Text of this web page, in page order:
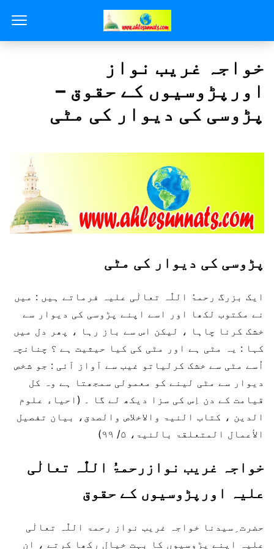
خواجہ غریب نواز
اورپڑوسیوں کے حقوق –
پڑوسی کی دیوار کی مٹی
پڑوسی کی دیوار کی مٹی
ایک بزرگ رحمۃُ اللّٰہ تعالٰی علیہ فرماتے ہیں : میں
نے مکتوب لکھا اور اسے اپنے پڑوسی کی دیوار سے
خشک کرنا چاہا ، لیکن اس سے باز رہا ، پھر دل میں
کہا : یہ مٹی ہے اور مٹی کی کیا حیثیت ہے ؟ چنانچہ
اُسے مٹی سے خشک کرلیاتو غیب سے آواز آئی : جو شخص
دیوار سے مٹی لینے کو معمولی سمجھتا ہے وہ کل
قیامت کے دن اِس کی سزا دیکھ لے گا ۔ (احیاء علوم
الدین ، کتاب النیۃ والاخلاص والصدق، بیان تفصیل
الأعمال المتعلقۃ بالنیۃ، ۵/ ۹۹)
خواجہ غریب نوازرحمۃُ اللّٰہ تعالٰی
علیہ اورپڑوسیوں کے حقوق
حضرت ِسیدنا خواجہ غریب نواز رحمۃ اللّٰہ تعالٰی
علیہ اپنے پڑوسیوں کا بہت خیال رکھا کرتے ، ان